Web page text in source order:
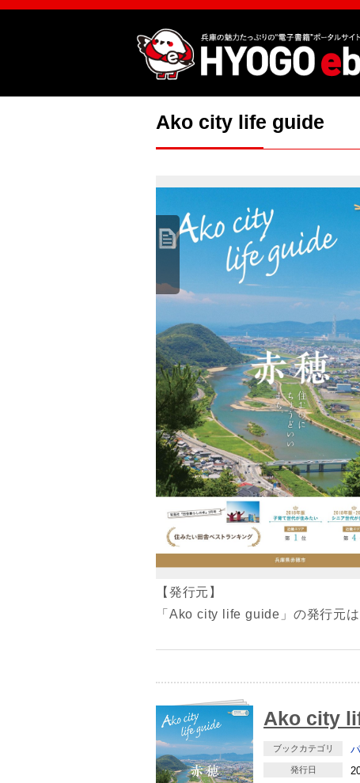
Ako city life guide
【発行元】
「Ako city life guide」の発行元
Ako city
ブックカテゴリ
発行日